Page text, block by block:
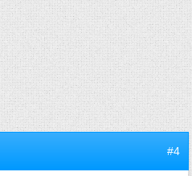
#4